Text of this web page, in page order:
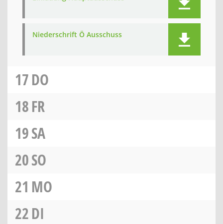
Niederschrift Ö Ausschuss
17DO
18FR
19SA
20SO
21 MO
22DI